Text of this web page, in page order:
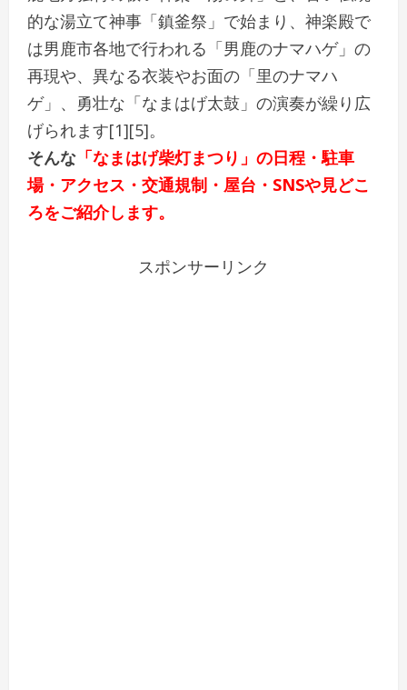
的な湯立て神事「鎮釜祭」で始まり、神楽殿で
は男鹿市各地で行われる「男鹿のナマハゲ」の
再現や、異なる衣装やお面の「里のナマハ
ゲ」、勇壮な「なまはげ太鼓」の演奏が繰り広
げられます[1][5]。
そんな 「なまはげ柴灯まつり」の日程・駐車
場・アクセス・交通規制・屋台・SNSや見どこ
ろをご紹介します。
スポンサーリンク